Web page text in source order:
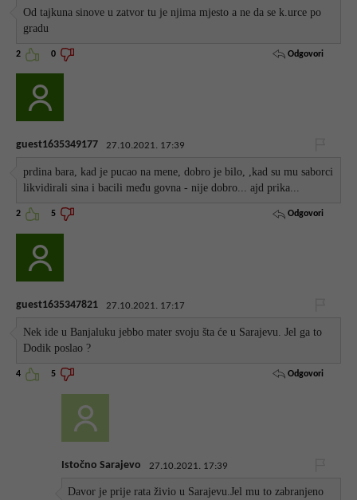
Od tajkuna sinove u zatvor tu je njima mjesto a ne da se k.urce po
gradu
2 0 Odgovori
guest1635349177 27.10.2021. 17:39
prdina bara, kad je pucao na mene, dobro je bilo, ,kad su mu saborci
likvidirali sina i bacili među govna - nije dobro... ajd prika...
2 5 Odgovori
guest1635347821 27.10.2021. 17:17
Nek ide u Banjaluku jebbo mater svoju šta će u Sarajevu. Jel ga to
Dodik poslao ?
4 5 Odgovori
Istočno Sarajevo 27.10.2021. 17:39
Davor je prije rata živio u Sarajevu.Jel mu to zabranjeno